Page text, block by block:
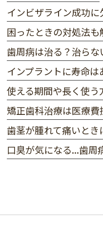
困ったときの対処法も
インプラントに寿命は
使える期間や長く使
矯正歯科治療は医療
歯茎が腫れて痛いとき